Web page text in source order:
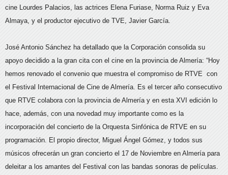
cine Lourdes Palacios, las actrices Elena Furiase, Norma Ruiz y Eva
Almaya, y el productor ejecutivo de TVE, Javier García.
José Antonio Sánchez ha detallado que la Corporación consolida su
apoyo decidido a la gran cita con el cine en la provincia de Almería: “Hoy
hemos renovado el convenio que muestra el compromiso de RTVE con
el Festival Internacional de Cine de Almería. Es el tercer año consecutivo
que RTVE colabora con la provincia de Almería y en esta XVI edición lo
hace, además, con una novedad muy importante como es la
incorporación del concierto de la Orquesta Sinfónica de RTVE en su
programación. El propio director, Miguel Ángel Gómez, y todos sus
músicos ofrecerán un gran concierto el 17 de Noviembre en Almería para
deleitar a los amantes del Festival con las bandas sonoras de películas.